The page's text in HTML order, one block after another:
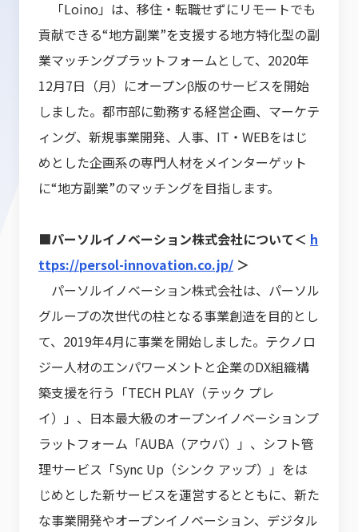
「Loino」は、移住・転職せずにリモートでも
貢献できる“地方副業”を支援する地方特化型の副
業マッチングプラットフォームとして、2020年
12月7日（月）にオープンβ版のサービスを開始
しました。都市部に勤務する経営企画、マーケテ
ィング、新規事業開発、人事、IT・WEBをはじ
めとした企画系の専門人材をメインターゲット
に“地方副業”のマッチングを目指します。
■パーソルイノベーション株式会社について＜ h
ttps://persol-innovation.co.jp/ ＞
パーソルイノベーション株式会社は、パーソル
グループの次世代の柱となる事業創造を目的とし
て、2019年4月に事業を開始しました。テクノロ
ジー人材のエンパワーメントと企業のDX組織構
築支援を行う「TECH PLAY（テック プレ
イ）」、日本最大級のオープンイノベーションプ
ラットフォーム「AUBA（アウバ）」、シフト管
理サービス「Sync Up（シンク アップ）」をは
じめとした新サービスを運営するとともに、新た
な事業開発やオープンイノベーション、デジタル